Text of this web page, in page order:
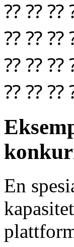
⁇ ⁇ ⁇
⁇ ⁇ ⁇
⁇ ⁇ ⁇
⁇ ⁇ ⁇
En